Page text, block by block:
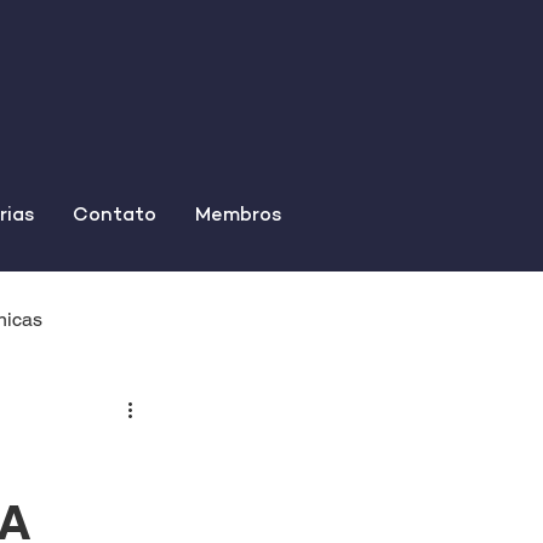
Contato Membros